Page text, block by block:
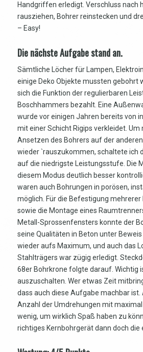
Handgriffen erledigt. Verschluss nach
rausziehen, Bohrer reinstecken und
– Easy!
Die nächste Aufgabe stand an.
Sämtliche Löcher für Lampen,
einige Deko Objekte mussten gebohrt
sich die Funktion der regulierbaren
Boschhammers bezahlt. Eine
wurde vor einigen Jahren bereits von
mit einer Schicht Rigips verkleidet. Um
Ansetzen des Bohrers auf der
wieder `rauszukommen, schaltete ich
auf die niedrigste Leistungsstufe. Die
diesem Modus deutlich besser
waren auch Bohrungen in porösen,
möglich. Für die Befestigung mehrerer
sowie die Montage eines
Metall-Sprossenfensters konnte der
seine Qualitäten in Beton unter
wieder aufs Maximum, und auch das
Stahlträgers war zügig erledigt.
68er Bohrkrone folgte darauf. Wichtig
auszuschalten. Wer etwas Zeit
dass auch diese Aufgabe machbar ist.
Anzahl der Umdrehungen mit
wenig, um wirklich Spaß haben zu
richtiges Kernbohrgerät dann doch